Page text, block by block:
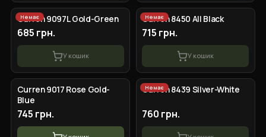
Немає
Curren 9097L Gold-Green
685 грн.
У кошик
Немає
Curren 8450 All Black
715 грн.
У кошик
Curren 9017 Rose Gold-
Blue
745 грн.
Немає
Curren 8439 Silver-White
760 грн.